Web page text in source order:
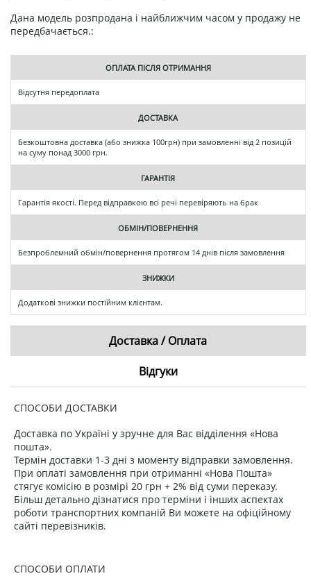
Дана модель розпродана і найближчим часом у продажу не
передбачається.:
ОПЛАТА ПІСЛЯ ОТРИМАННЯ
Відсутня передоплата
ДОСТАВКА
Безкоштовна доставка (або знижка 100грн) при замовленні від 2 позицій
на суму понад 3000 грн.
ГАРАНТІЯ
Гарантія якості. Перед відправкою всі речі перевіряють на брак
ОБМІН/ПОВЕРНЕННЯ
Безпроблемний обмін/повернення протягом 14 днів після замовлення
ЗНИЖКИ
Додаткові знижки постійним клієнтам.
Доставка / Оплата
Відгуки
СПОСОБИ ДОСТАВКИ
Доставка по Україні у зручне для Вас відділення «Нова
пошта».
Термін доставки 1-3 дні з моменту відправки замовлення.
При оплаті замовлення при отриманні «Нова Пошта»
стягує комісію в розмірі 20 грн + 2% від суми переказу.
Більш детально дізнатися про терміни і інших аспектах
роботи транспортних компаній Ви можете на офіційному
сайті перевізників.
СПОСОБИ ОПЛАТИ